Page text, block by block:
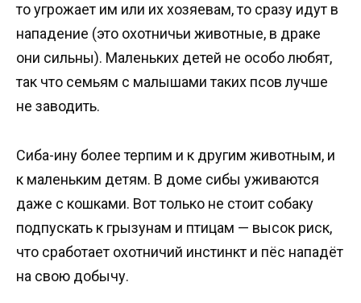
то угрожает им или их хозяевам, то сразу идут в
нападение (это охотничьи животные, в драке
они сильны). Маленьких детей не особо любят,
так что семьям с малышами таких псов лучше
не заводить.
Сиба-ину более терпим и к другим животным, и
к маленьким детям. В доме сибы уживаются
даже с кошками. Вот только не стоит собаку
подпускать к грызунам и птицам — высок риск,
что сработает охотничий инстинкт и пёс нападёт
на свою добычу.